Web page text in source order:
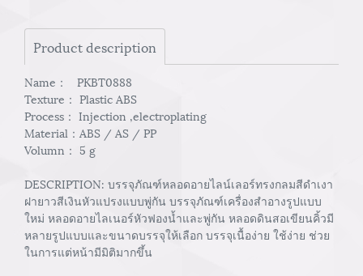
Product description
Name： PKBT0888
Texture： Plastic ABS
Process： Injection ,electroplating
Material：ABS / AS / PP
Volumn： 5 g
DESCRIPTION: บรรจุภัณฑ์หลอดอายไลน์เลอร์ทรงกลมสีดำเงา
ฝายาวสีเงินหัวแปรงแบบพู่กัน บรรจุภัณฑ์เครื่องสำอางรูปแบบ
ใหม่ หลอดอายไลเนอร์หัวฟองน้ำและพู่กัน หลอดดินสอเขียนคิ้วมี
หลายรูปแบบและขนาดบรรจุให้เลือก บรรจุเนื้อง่าย ใช้ง่าย ช่วย
ในการแต่หน้ามีมิติมากขึ้น